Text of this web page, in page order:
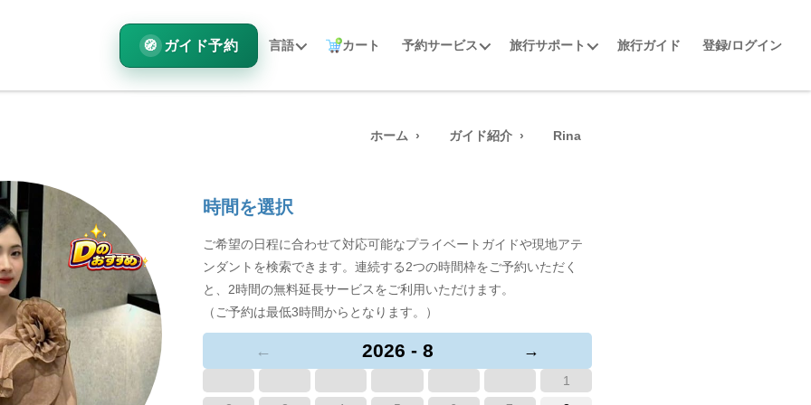
ガイド予約 言語 カート 予約サービス 旅行サポート 旅行ガイド 登録/ログイン
ホーム ガイド紹介 Rina
時間を選択
ご希望の日程に合わせて対応可能なプライベートガイドや現地アテ
ンダントを検索できます。連続する2つの時間枠をご予約いただく
と、2時間の無料延長サービスをご利用いただけます。
（ご予約は最低3時間からとなります。）
← 2026 - 8 →
1